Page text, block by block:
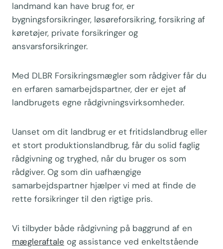
landmand kan have brug for, er
bygningsforsikringer, løsøreforsikring, forsikring af
køretøjer, private forsikringer og
ansvarsforsikringer.
Med DLBR Forsikringsmægler som rådgiver får du
en erfaren samarbejdspartner, der er ejet af
landbrugets egne rådgivningsvirksomheder.
Uanset om dit landbrug er et fritidslandbrug eller
et stort produktionslandbrug, får du solid faglig
rådgivning og tryghed, når du bruger os som
rådgiver. Og som din uafhængige
samarbejdspartner hjælper vi med at finde de
rette forsikringer til den rigtige pris.
Vi tilbyder både rådgivning på baggrund af en
mægleraftale og assistance ved enkeltstående